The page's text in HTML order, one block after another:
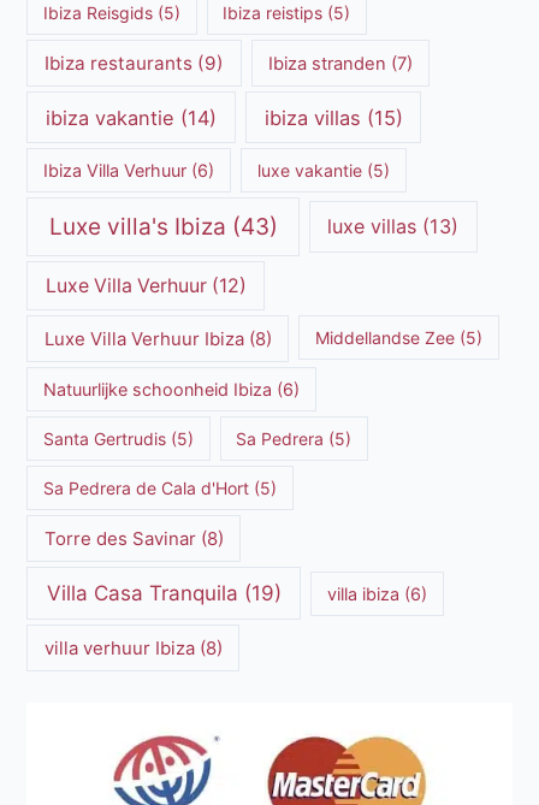
Ibiza Reisgids (5) Ibiza reistips (5)
Ibiza restaurants (9) Ibiza stranden (7)
ibiza vakantie (14) ibiza villas (15)
Ibiza Villa Verhuur (6) luxe vakantie(5)
Luxe villa's Ibiza (43) luxe villas (13)
Luxe Villa Verhuur(12)
Luxe Villa Verhuur Ibiza(8) Middellandse Zee (5)
Natuurlijke schoonheid Ibiza (6)
Santa Gertrudis (5) Sa Pedrera (5)
Sa Pedrera de Cala d'Hort (5)
Torre des Savinar(8)
Villa Casa Tranquila (19) villa ibiza (6)
villa verhuur Ibiza(8)